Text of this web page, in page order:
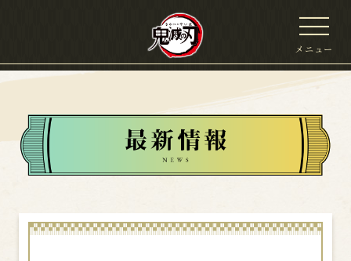
メニュー